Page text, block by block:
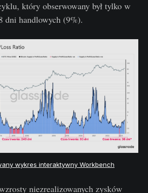
który obserwowany był tylko w
dni handlowych (9%).
wykres interaktywny Workbench
niezrealizowanych zysków